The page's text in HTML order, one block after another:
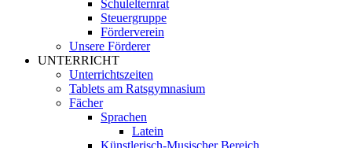
Schulelternrat
Steuergruppe
Förderverein
Unsere Förderer
UNTERRICHT
Unterrichtszeiten
Tablets am Ratsgymnasium
Fächer
Sprachen
Latein
Künstlerisch-Musischer Bereich